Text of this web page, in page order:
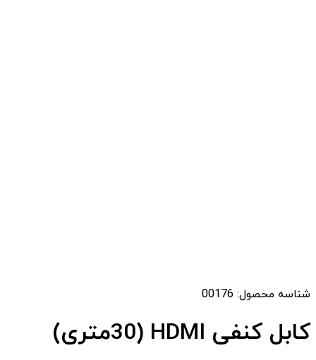
شناسه محصول: 00176
کابل کنفی HDMI (30متری)